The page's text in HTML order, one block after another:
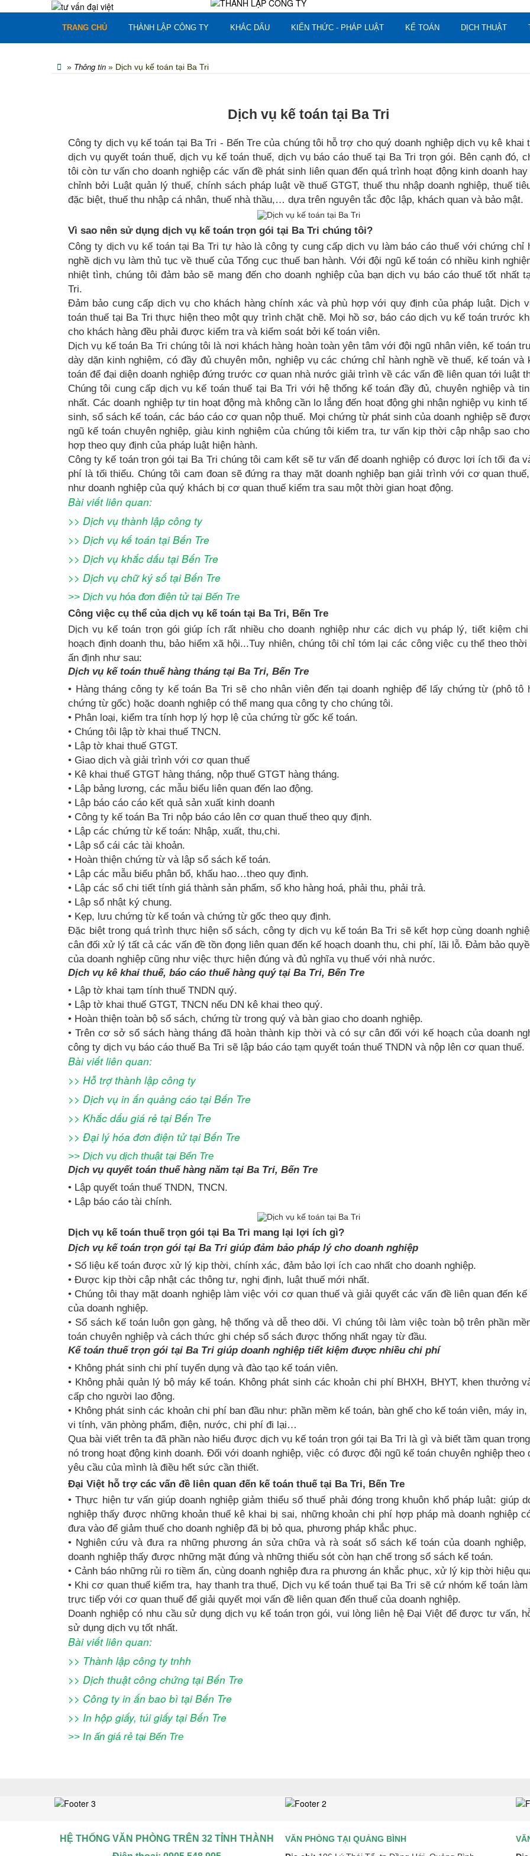
TRANG CHỦ THÀNH LẬP CÔNG TY KHẮC DẤU KIẾN THỨC - PHÁP LUẬT KẾ TOÁN DỊCH THUẬT
» Thông tin » Dịch vụ kế toán tại Ba Tri
Dịch vụ kế toán tại Ba Tri
Công ty dịch vụ kế toán tại Ba Tri - Bến Tre của chúng tôi hỗ trợ cho quý doanh nghiệp dịch vụ kê khai
dịch vụ quyết toán thuế, dịch vụ kế toán thuế, dịch vụ báo cáo thuế tại Ba Tri trọn gói. Bên cạnh đó,
tôi còn tư vấn cho doanh nghiệp các vấn đề phát sinh liên quan đến quá trình hoạt động kinh doanh hay
chỉnh bởi Luật quản lý thuế, chính sách pháp luật về thuế GTGT, thuế thu nhập doanh nghiệp, thuế
đặc biệt, thuế thu nhập cá nhân, thuế nhà thầu,… dựa trên nguyên tắc độc lập, khách quan và bảo mật.
Vì sao nên sử dụng dịch vụ kế toán trọn gói tại Ba Tri chúng tôi?
Công ty dịch vụ kế toán tại Ba Tri tự hào là công ty cung cấp dịch vụ làm báo cáo thuế với chứng chỉ
nghề dịch vụ làm thủ tục về thuế của Tổng cục thuế ban hành. Với đội ngũ kế toán có nhiều kinh
nhiệt tình, chúng tôi đảm bảo sẽ mang đến cho doanh nghiệp của bạn dịch vụ báo cáo thuế tốt nhất
Tri.
Đảm bảo cung cấp dịch vụ cho khách hàng chính xác và phù hợp với quy định của pháp luật. Dịch
toán thuế tại Ba Tri thực hiện theo một quy trình chặt chẽ. Mọi hồ sơ, báo cáo dịch vụ kế toán trước
cho khách hàng đều phải được kiểm tra và kiểm soát bởi kế toán viên.
Dịch vụ kế toán Ba Tri chúng tôi là nơi khách hàng hoàn toàn yên tâm với đội ngũ nhân viên, kế toán
dày dặn kinh nghiệm, có đầy đủ chuyên môn, nghiệp vụ các chứng chỉ hành nghề về thuế, kế toán và
toán để đại diện doanh nghiệp đứng trước cơ quan nhà nước giải trình về các vấn đề liên quan tới luật
Chúng tôi cung cấp dịch vụ kế toán thuế tại Ba Tri với hệ thống kế toán đầy đủ, chuyên nghiệp và
nhất. Các doanh nghiệp tự tin hoạt động mà không cần lo lắng đến hoạt động ghi nhận nghiệp vụ kinh tế
sinh, sổ sách kế toán, các báo cáo cơ quan nộp thuế. Mọi chứng từ phát sinh của doanh nghiệp sẽ
ngũ kế toán chuyên nghiệp, giàu kinh nghiệm của chúng tôi kiểm tra, tư vấn kịp thời cập nhập sao
hợp theo quy định của pháp luật hiện hành.
Công ty kế toán trọn gói tại Ba Tri chúng tôi cam kết sẽ tư vấn để doanh nghiệp có được lợi ích tối đa
phí là tối thiểu. Chúng tôi cam đoan sẽ đứng ra thay mặt doanh nghiệp bạn giải trình với cơ quan
như doanh nghiệp của quý khách bị cơ quan thuế kiểm tra sau một thời gian hoạt động.
Bài viết liên quan:
>> Dịch vụ thành lập công ty
>> Dịch vụ kế toán tại Bến Tre
>> Dịch vụ khắc dấu tại Bến Tre
>> Dịch vụ chữ ký số tại Bến Tre
>> Dịch vụ hóa đơn điện tửtại Bến Tre
Công việc cụ thể của dịch vụ kế toán tại Ba Tri, Bến Tre
Dịch vụ kế toán trọn gói giúp ích rất nhiều cho doanh nghiệp như các dịch vụ pháp lý, tiết kiệm
hoạch định doanh thu, bảo hiểm xã hội...Tuy nhiên, chúng tôi chỉ tóm lại các công việc cụ thể theo thời
ấn định như sau:
Dịch vụ kế toán thuế hàng tháng tại Ba Tri, Bến Tre
• Hàng tháng công ty kế toán Ba Tri sẽ cho nhân viên đến tại doanh nghiệp để lấy chứng từ (phô tô
chứng từ gốc) hoặc doanh nghiệp có thể mang qua công ty cho chúng tôi.
• Phân loại, kiểm tra tính hợp lý hợp lệ của chứng từ gốc kế toán.
• Chúng tôi lập tờ khai thuế TNCN.
• Lập tờ khai thuế GTGT.
• Giao dịch và giải trình với cơ quan thuế
• Kê khai thuế GTGT hàng tháng, nộp thuế GTGT hàng tháng.
• Lập bảng lương, các mẫu biểu liên quan đến lao động.
• Lập báo cáo cáo kết quả sản xuất kinh doanh
• Công ty kế toán Ba Tri nộp báo cáo lên cơ quan thuế theo quy định.
• Lập các chứng từ kế toán: Nhập, xuất, thu,chi.
• Lập sổ cái các tài khoản.
• Hoàn thiện chứng từ và lập sổ sách kế toán.
• Lập các mẫu biểu phân bổ, khấu hao…theo quy định.
• Lập các sổ chi tiết tính giá thành sản phẩm, sổ kho hàng hoá, phải thu, phải trả.
• Lập sổ nhật ký chung.
• Kẹp, lưu chứng từ kế toán và chứng từ gốc theo quy định.
Đặc biệt trong quá trình thực hiện sổ sách, công ty dịch vụ kế toán Ba Tri sẽ kết hợp cùng doanh
cân đối xử lý tất cả các vấn đề tồn đọng liên quan đến kế hoạch doanh thu, chi phí, lãi lỗ. Đảm bảo
của doanh nghiệp cũng như việc thực hiện đúng và đủ nghĩa vụ thuế với nhà nước.
Dịch vụ kê khai thuế, báo cáo thuế hàng quý tại Ba Tri, Bến Tre
• Lập tờ khai tạm tính thuế TNDN quý.
• Lập tờ khai thuế GTGT, TNCN nếu DN kê khai theo quý.
• Hoàn thiện toàn bộ sổ sách, chứng từ trong quý và bàn giao cho doanh nghiệp.
• Trên cơ sở sổ sách hàng tháng đã hoàn thành kịp thời và có sự cân đối với kế hoạch của doanh
công ty dịch vụ báo cáo thuế Ba Tri sẽ lập báo cáo tạm quyết toán thuế TNDN và nộp lên cơ quan thuế.
Bài viết liên quan:
>> Hỗ trợ thành lập công ty
>> Dịch vụ in ấn quảng cáo tại Bến Tre
>> Khắc dấu giá rẻ tại Bến Tre
>> Đại lý hóa đơn điện tửtại Bến Tre
>> Dịch vụ dịch thuật tại Bến Tre
Dịch vụ quyết toán thuế hàng năm tại Ba Tri, Bến Tre
• Lập quyết toán thuế TNDN, TNCN.
• Lập báo cáo tài chính.
Dịch vụ kế toán thuế trọn gói tại Ba Tri mang lại lợi ích gì?
Dịch vụ kế toán trọn gói tại Ba Tri giúp đảm bảo pháp lý cho doanh nghiệp
• Số liệu kế toán được xử lý kịp thời, chính xác, đảm bảo lợi ích cao nhất cho doanh nghiệp.
• Được kịp thời cập nhật các thông tư, nghị định, luật thuế mới nhất.
• Chúng tôi thay mặt doanh nghiệp làm việc với cơ quan thuế và giải quyết các vấn đề liên quan đến kế
của doanh nghiệp.
• Sổ sách kế toán luôn gọn gàng, hệ thống và dễ theo dõi. Vì chúng tôi làm việc toàn bộ trên phần
toán chuyên nghiệp và cách thức ghi chép sổ sách được thống nhất ngay từ đầu.
Kế toán thuế trọn gói tại Ba Tri giúp doanh nghiệp tiết kiệm được nhiều chi phí
• Không phát sinh chi phí tuyển dụng và đào tạo kế toán viên.
• Không phải quản lý bộ máy kế toán. Không phát sinh các khoản chi phí BHXH, BHYT, khen thưởng
cấp cho người lao động.
• Không phát sinh các khoản chi phí ban đầu như: phần mềm kế toán, bàn ghế cho kế toán viên, máy in,
vi tính, văn phòng phẩm, điện, nước, chi phí đi lại…
Qua bài viết trên ta đã phần nào hiểu được dịch vụ kế toán trọn gói tại Ba Tri là gì và biết tầm quan
nó trong hoạt động kinh doanh. Đối với doanh nghiệp, việc có được đội ngũ kế toán chuyên nghiệp theo
yêu cầu của mình là điều hết sức cần thiết.
Đại Việt hỗ trợ các vấn đề liên quan đến kế toán thuế tại Ba Tri, Bến Tre
• Thực hiện tư vấn giúp doanh nghiệp giảm thiểu số thuế phải đóng trong khuôn khổ pháp luật: giúp
nghiệp thấy được những khoản thuế kê khai bị sai, những khoản chi phí hợp pháp mà doanh nghiệp
đưa vào để giảm thuế cho doanh nghiệp đã bị bỏ qua, phương pháp khắc phục.
• Nghiên cứu và đưa ra những phương án sửa chữa và rà soát sổ sách kế toán của doanh nghiệp,
doanh nghiệp thấy được những mặt đúng và những thiếu sót còn hạn chế trong sổ sách kế toán.
• Cảnh báo những rủi ro tiềm ẩn, cùng doanh nghiệp đưa ra phương án khắc phục, xử lý kịp thời hiệu
• Khi cơ quan thuế kiểm tra, hay thanh tra thuế, Dịch vụ kế toán thuế tại Ba Tri sẽ cứ nhóm kế toán làm
trực tiếp với cơ quan thuế để giải quyết mọi vấn đề liên quan đến thuế của doanh nghiệp.
Doanh nghiệp có nhu cầu sử dụng dịch vụ kế toán trọn gói, vui lòng liên hệ Đại Việt để được tư vấn,
sử dụng dịch vụ tốt nhất.
Bài viết liên quan:
>> Thành lập công ty tnhh
>> Dịch thuật công chứng tại Bến Tre
>> Công ty in ấn bao bì tại Bến Tre
>> In hộp giấy, túi giấy tại Bến Tre
>> In ấn giá rẻ tại Bến Tre
HỆ THỐNG VĂN PHÒNG TRÊN 32 TỈNH THÀNH
VĂN PHÒNG TẠI QUẢNG BÌNH